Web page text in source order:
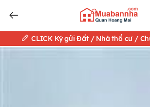
CLICK Ký gửi Đất / Nhà thổ cư /